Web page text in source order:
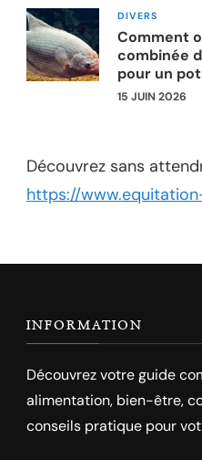
DIVERS
Comment
combinée
pour un
15 JUIN 2026
Découvrez sans
https://
INFORMATION
Découvrez votre guide
alimentation, bien-être,
conseils pratique pour